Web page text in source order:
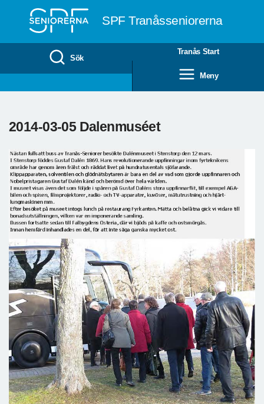
SPF Tranåsseniorerna
Sök
Tranås Start
Meny
2014-03-05 Dalenmuséet